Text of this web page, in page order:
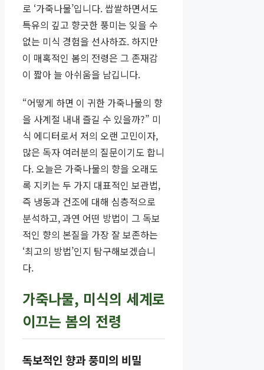
로 ‘가죽나물’입니다. 쌉쌀하면서도
특유의 깊고 향긋한 풍미는 잊을 수
없는 미식 경험을 선사하죠. 하지만
이 매혹적인 봄의 전령은 그 존재감
이 짧아 늘 아쉬움을 남깁니다.
“어떻게 하면 이 귀한 가죽나물의 향
을 사계절 내내 즐길 수 있을까?” 미
식 에디터로서 저의 오랜 고민이자,
많은 독자 여러분의 질문이기도 합니
다. 오늘은 가죽나물의 향을 오래도
록 지키는 두 가지 대표적인 보관법,
즉 냉동과 건조에 대해 심층적으로
분석하고, 과연 어떤 방법이 그 독보
적인 향의 본질을 가장 잘 보존하는
‘최고의 방법’인지 탐구해보겠습니
다.
가죽나물, 미식의 세계로
이끄는 봄의 전령
독보적인 향과 풍미의 비밀